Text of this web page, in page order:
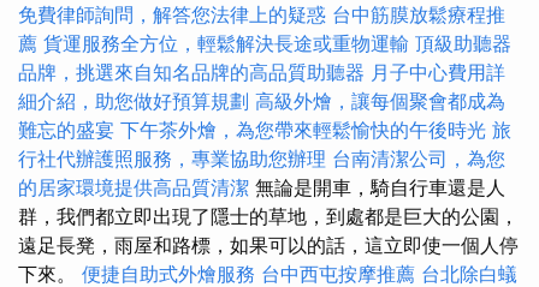
免費律師詢問，解答您法律上的疑惑 台中筋膜放鬆療程推
薦 貨運服務全方位，輕鬆解決長途或重物運輸 頂級助聽器
品牌，挑選來自知名品牌的高品質助聽器 月子中心費用詳
細介紹，助您做好預算規劃 高級外燴，讓每個聚會都成為
難忘的盛宴 下午茶外燴，為您帶來輕鬆愉快的午後時光 旅
行社代辦護照服務，專業協助您辦理 台南清潔公司，為您
的居家環境提供高品質清潔 無論是開車，騎自行車還是人
群，我們都立即出現了隱士的草地，到處都是巨大的公園，
遠足長凳，雨屋和路標，如果可以的話，這立即使一個人停
下來。 便捷自助式外燴服務 台中西屯按摩推薦 台北除白蟻